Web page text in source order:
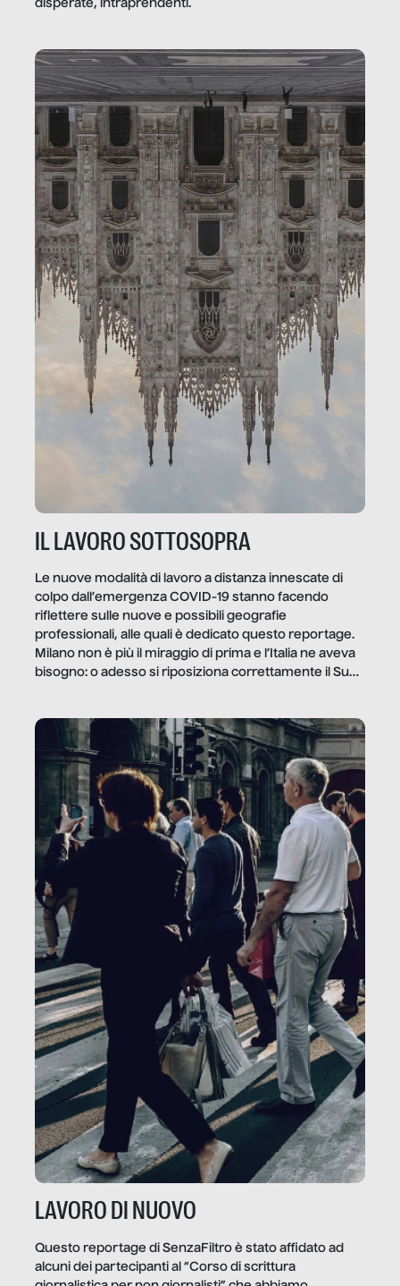
disperate, intraprendenti.
IL LAVORO SOTTOSOPRA
Le nuove modalità di lavoro a distanza innescate di
colpo dall’emergenza COVID-19 stanno facendo
riflettere sulle nuove e possibili geografie
professionali, alle quali è dedicato questo reportage.
Milano non è più il miraggio di prima e l’Italia ne aveva
bisogno: o adesso si riposiziona correttamente il Sud
LAVORO DI NUOVO
Questo reportage di SenzaFiltro è stato affidato ad
alcuni dei partecipanti al “Corso di scrittura